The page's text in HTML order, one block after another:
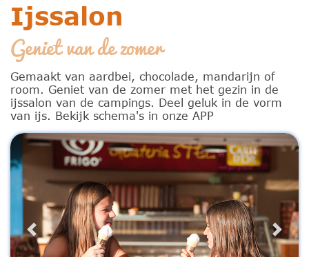
Ijssalon
Geniet van de zomer
Gemaakt van aardbei, chocolade, mandarijn of
room. Geniet van de zomer met het gezin in de
ijssalon van de campings. Deel geluk in de vorm
van ijs. Bekijk schema's in onze APP
Previous Next